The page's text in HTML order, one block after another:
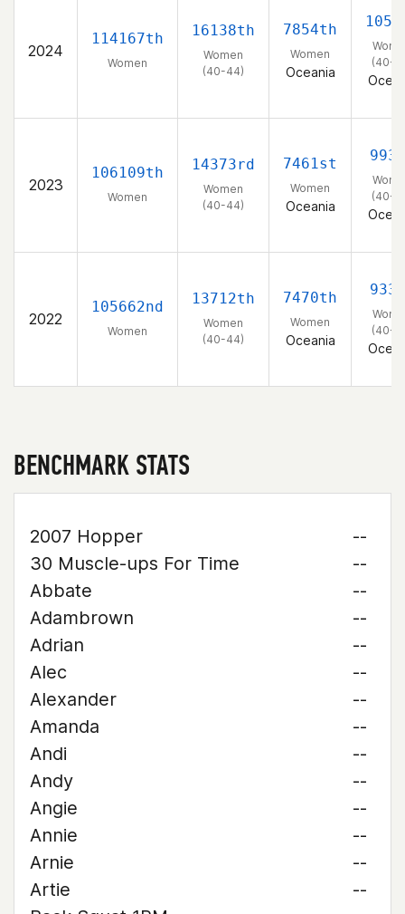
2024
114167th
Women
16138th
Women
(40-44)
7854th
Women
Oceania
(40-
2023
106109th
Women
14373rd
Women
(40-44)
7461st
Women
Oceania
(40-
2022
105662nd
Women
13712th
Women
(40-44)
7470th
Women
Oceania
(40-
BENCHMARK STATS
2007 Hopper
--
30 Muscle-ups For Time
--
Abbate
--
Adambrown
--
Adrian
--
Alec
--
Alexander
--
Amanda
--
Andi
--
Andy
--
Angie
--
Annie
--
Arnie
--
Artie
--